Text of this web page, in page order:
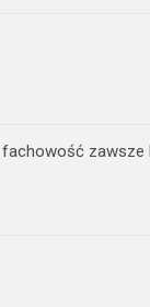
zawsze